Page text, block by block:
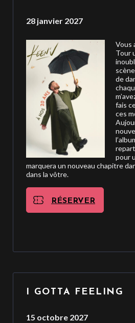
28 janvier 2027
Vous
Tour
de
fais
ces
pour
marquera un nouveau chapitre
dans la vôtre.
RÉSERVER
I GOTTA FEELING
15 octobre 2027